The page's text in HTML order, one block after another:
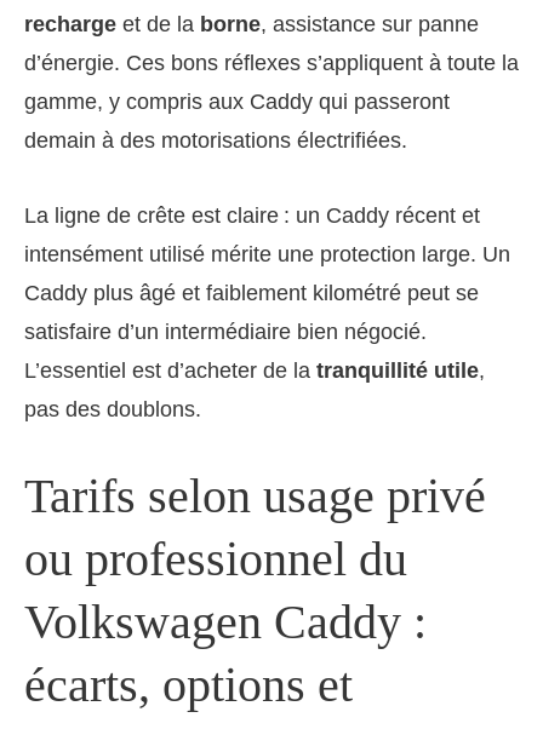
recharge et de la borne, assistance sur panne
d’énergie. Ces bons réflexes s’appliquent à toute la
gamme, y compris aux Caddy qui passeront
demain à des motorisations électrifiées.
La ligne de crête est claire : un Caddy récent et
intensément utilisé mérite une protection large. Un
Caddy plus âgé et faiblement kilométré peut se
satisfaire d’un intermédiaire bien négocié.
L’essentiel est d’acheter de la tranquillité utile,
pas des doublons.
Tarifs selon usage privé
ou professionnel du
Volkswagen Caddy :
écarts, options et